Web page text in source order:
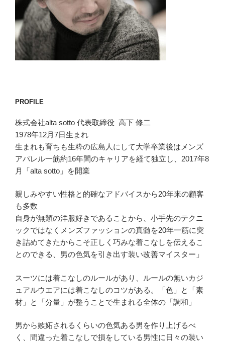
PROFILE
株式会社alta sotto 代表取締役 高下 修二
1978年12月7日生まれ
生まれも育ちも生粋の広島人にして大学卒業後はメンズ
アパレル一筋約16年間のキャリアを経て独立し、2017年8
月「alta sotto」を開業
親しみやすい性格と的確なアドバイスから20年来の顧客
も多数
自身が無類の洋服好きであることから、小手先のテクニ
ックではなくメンズファッションの真髄を20年一筋に突
き詰めてきたからこそ正しく巧みな着こなしを伝えるこ
とのできる、男の色気を引き出す装い改善マイスター」
スーツには着こなしのルールがあり、ルールの無いカジ
ュアルウエアには着こなしのコツがある。「色」と「素
材」と「分量」が整うことで生まれる全体の「調和」
男から嫉妬されるくらいの色気ある男を作り上げるべ
く、間違った着こなしで損をしている男性に日々の装い